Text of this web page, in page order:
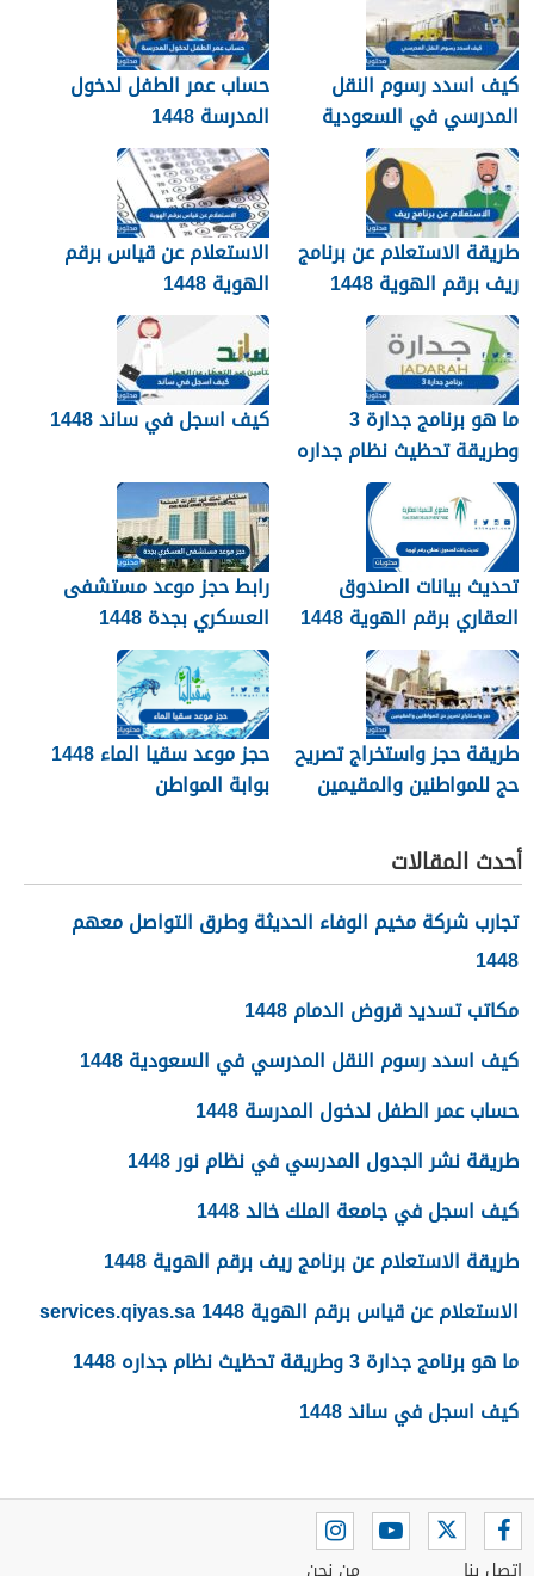
كيف اسدد رسوم النقل
المدرسي في السعودية
1448
حساب عمر الطفل لدخول
المدرسة 1448
طريقة الاستعلام عن برنامج
ريف برقم الهوية 1448
الاستعلام عن قياس برقم
الهوية 1448
services.qiyas.sa
ما هو برنامج جدارة 3
وطريقة تحظيث نظام جداره
1448
كيف اسجل في ساند 1448
تحديث بيانات الصندوق
العقاري برقم الهوية 1448
الرابط والخطوات
رابط حجز موعد مستشفى
العسكري بجدة 1448
طريقة حجز واستخراج تصريح
حج للمواطنين والمقيمين
حجز موعد سقيا الماء 1448
بوابة المواطن
أحدث المقالات
تجارب شركة مخيم الوفاء الحديثة وطرق التواصل معهم
1448
مكاتب تسديد قروض الدمام 1448
كيف اسدد رسوم النقل المدرسي في السعودية 1448
حساب عمر الطفل لدخول المدرسة 1448
طريقة نشر الجدول المدرسي في نظام نور 1448
كيف اسجل في جامعة الملك خالد 1448
طريقة الاستعلام عن برنامج ريف برقم الهوية 1448
الاستعلام عن قياس برقم الهوية 1448 services.qiyas.sa
ما هو برنامج جدارة 3 وطريقة تحظيث نظام جداره 1448
كيف اسجل في ساند 1448